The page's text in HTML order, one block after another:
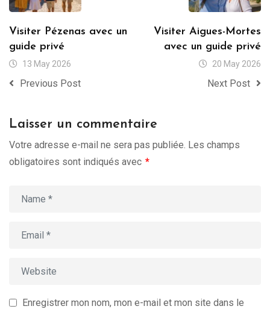
Visiter Pézenas avec un
guide privé
13 May 2026
Previous Post
Visiter Aigues-Mortes
avec un guide privé
20 May 2026
Next Post
Laisser un commentaire
Votre adresse e-mail ne sera pas publiée. Les champs
obligatoires sont indiqués avec *
Enregistrer mon nom, mon e-mail et mon site dans le